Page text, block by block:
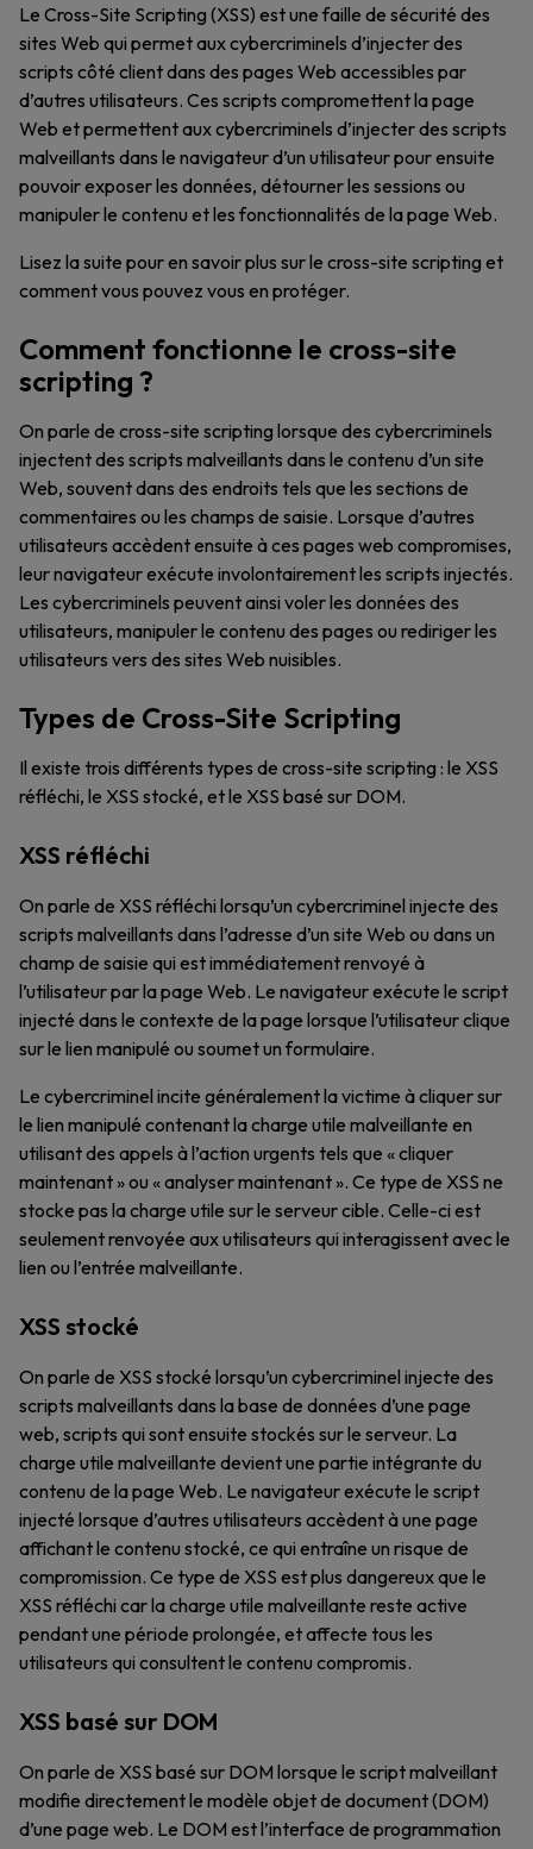
Le Cross-Site Scripting (XSS) est une faille de sécurité des
sites Web qui permet aux cybercriminels d’injecter des
scripts côté client dans des pages Web accessibles par
d’autres utilisateurs. Ces scripts compromettent la page
Web et permettent aux cybercriminels d’injecter des scripts
malveillants dans le navigateur d’un utilisateur pour ensuite
pouvoir exposer les données, détourner les sessions ou
manipuler le contenu et les fonctionnalités de la page Web.
Lisez la suite pour en savoir plus sur le cross-site scripting et
comment vous pouvez vous en protéger.
Comment fonctionne le cross-site
scripting ?
On parle de cross-site scripting lorsque des cybercriminels
injectent des scripts malveillants dans le contenu d’un site
Web, souvent dans des endroits tels que les sections de
commentaires ou les champs de saisie. Lorsque d’autres
utilisateurs accèdent ensuite à ces pages web compromises,
leur navigateur exécute involontairement les scripts injectés.
Les cybercriminels peuvent ainsi voler les données des
utilisateurs, manipuler le contenu des pages ou rediriger les
utilisateurs vers des sites Web nuisibles.
Types de Cross-Site Scripting
Il existe trois différents types de cross-site scripting : le XSS
réfléchi, le XSS stocké, et le XSS basé sur DOM.
XSS réfléchi
On parle de XSS réfléchi lorsqu’un cybercriminel injecte des
scripts malveillants dans l’adresse d’un site Web ou dans un
champ de saisie qui est immédiatement renvoyé à
l’utilisateur par la page Web. Le navigateur exécute le script
injecté dans le contexte de la page lorsque l’utilisateur clique
sur le lien manipulé ou soumet un formulaire.
Le cybercriminel incite généralement la victime à cliquer sur
le lien manipulé contenant la charge utile malveillante en
utilisant des appels à l’action urgents tels que « cliquer
maintenant » ou « analyser maintenant ». Ce type de XSS ne
stocke pas la charge utile sur le serveur cible. Celle-ci est
seulement renvoyée aux utilisateurs qui interagissent avec le
lien ou l’entrée malveillante.
XSS stocké
On parle de XSS stocké lorsqu’un cybercriminel injecte des
scripts malveillants dans la base de données d’une page
web, scripts qui sont ensuite stockés sur le serveur. La
charge utile malveillante devient une partie intégrante du
contenu de la page Web. Le navigateur exécute le script
injecté lorsque d’autres utilisateurs accèdent à une page
affichant le contenu stocké, ce qui entraîne un risque de
compromission. Ce type de XSS est plus dangereux que le
XSS réfléchi car la charge utile malveillante reste active
pendant une période prolongée, et affecte tous les
utilisateurs qui consultent le contenu compromis.
XSS basé sur DOM
On parle de XSS basé sur DOM lorsque le script malveillant
modifie directement le modèle objet de document (DOM)
d’une page web. Le DOM est l’interface de programmation